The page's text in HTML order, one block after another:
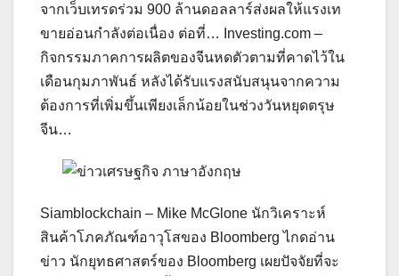
จากเว็บเทรดร่วม 900 ล้านดอลลาร์ส่งผลให้แรงเท
ขายอ่อนกำลังต่อเนื่อง ต่อที่… Investing.com –
กิจกรรมภาคการผลิตของจีนหดตัวตามที่คาดไว้ใน
เดือนกุมภาพันธ์ หลังได้รับแรงสนับสนุนจากความ
ต้องการที่เพิ่มขึ้นเพียงเล็กน้อยในช่วงวันหยุดตรุษ
จีน…
Siamblockchain – Mike McGlone นักวิเคราะห์
สินค้าโภคภัณฑ์อาวุโสของ Bloomberg ไกดอ่าน
ข่าว นักยุทธศาสตร์ของ Bloomberg เผยปัจจัยที่จะ